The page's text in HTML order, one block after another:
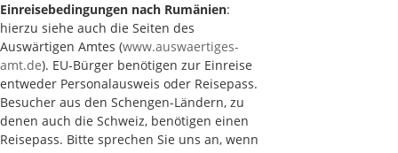
Einreisebedingungen nach Rumänien:
hierzu siehe auch die Seiten des
Auswärtigen Amtes (www.auswaertiges-
amt.de). EU-Bürger benötigen zur Einreise
entweder Personalausweis oder Reisepass.
Besucher aus den Schengen-Ländern, zu
denen auch die Schweiz, benötigen einen
Reisepass. Bitte sprechen Sie uns an, wenn